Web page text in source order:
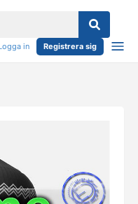
in Registrera sig